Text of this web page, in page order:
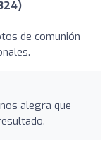
de comunión
alegra que